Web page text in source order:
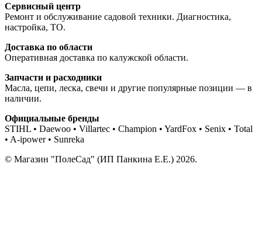
Сервисный центр
Ремонт и обслуживание садовой техники. Диагностика,
настройка, ТО.
Доставка по области
Оперативная доставка по калужской области.
Запчасти и расходники
Масла, цепи, леска, свечи и другие популярные позиции — в
наличии.
Официальные бренды
STIHL • Daewoo • Villartec • Champion • YardFox • Senix • Total
• A-ipower • Sunreka
© Магазин "ПолеСад" (ИП Панкина Е.Е.) 2026.